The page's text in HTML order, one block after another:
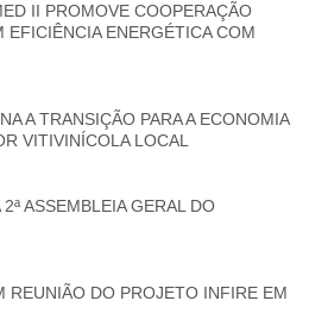
II PROMOVE COOPERAÇÃO
EFICIÊNCIA ENERGÉTICA COM
A TRANSIÇÃO PARA A ECONOMIA
VITIVINÍCOLA LOCAL
ASSEMBLEIA GERAL DO
REUNIÃO DO PROJETO INFIRE EM